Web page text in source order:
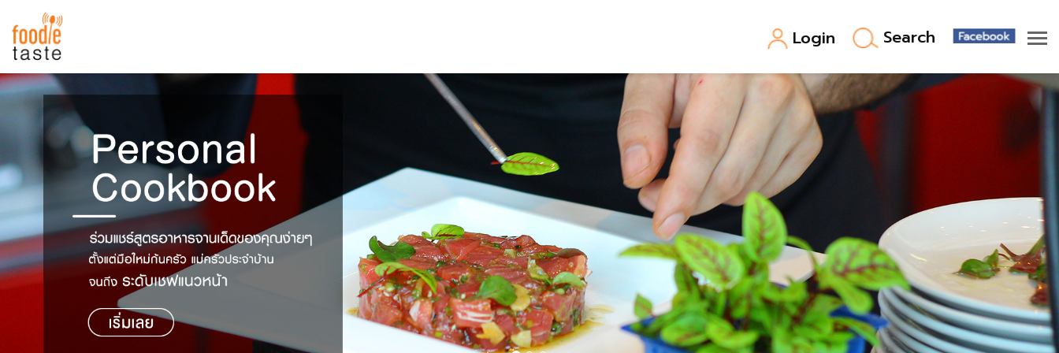
Login Search
สูตรอาหาร
สูตรอาหารล่าสุด
Top Foodie
พาไปชิม
สารพันก้นครัว
เคล็ดลับน่ารู้
เปรียบเทียบหน่วยการตวง
เปรียบเทียบอุณหภูมิ
เปรียบเทียบน้ำหนักวัตถุดิบ
FoodPedia
สร้าง Cookbook